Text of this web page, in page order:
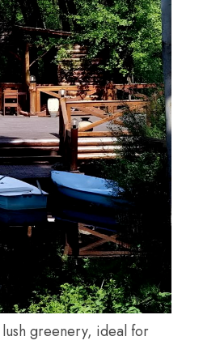
greenery, ideal for